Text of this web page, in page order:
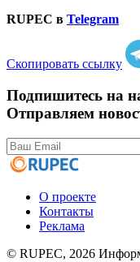
RUPEC в Telegram
Скопировать ссылку
Подпишитесь на
Отправляем
О проекте
Контакты
Реклама
© RUPEC, 2026